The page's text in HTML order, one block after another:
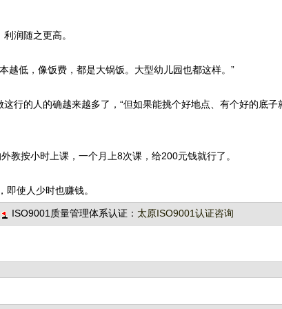
润随之更高。
低，像饭费，都是大锅饭。大型幼儿园也都这样。”
的人的确越来越多了，“但如果能挑个好地点、有个好的底子
按小时上课，一个月上8次课，给200元钱就行了。
使人少时也赚钱。
ISO9001质量管理体系认证： 太原ISO9001认证咨询